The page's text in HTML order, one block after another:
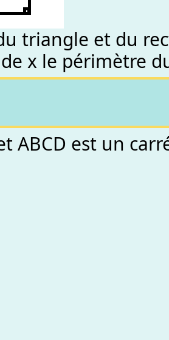
triangle et du
x le périmètre
ABCD est un